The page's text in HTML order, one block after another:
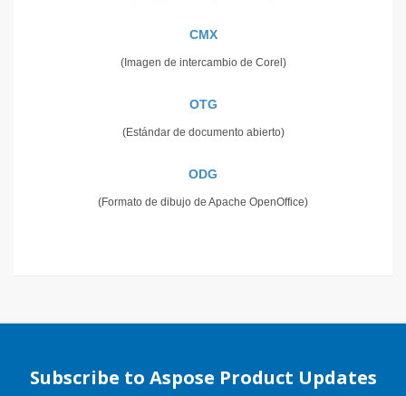
CMX
(Imagen de intercambio de Corel)
OTG
(Estándar de documento abierto)
ODG
(Formato de dibujo de Apache OpenOffice)
Subscribe to Aspose Product Updates